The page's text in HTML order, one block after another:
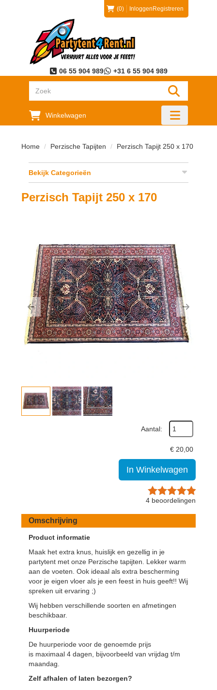
(0) Inloggen Registreren
06 55 904 989 +31 6 55 904 989
"Zoeken
Winkelwagen
"Toggle
Home Perzische Tapijten Perzisch Tapijt 250 x 170
Bekijk Categorieën
Perzisch Tapijt 250 x 170
Previous Next
Aantal:
€ 20,00
In Winkelwagen
4 beoordelingen
Omschrijving
Product informatie
Maak het extra knus, huislijk en gezellig in je
partytent met onze Perzische tapijten. Lekker warm
aan de voeten. Ook ideaal als extra bescherming
voor je eigen vloer als je een feest in huis geeft!! Wij
spreken uit ervaring ;)
Wij hebben verschillende soorten en afmetingen
beschikbaar.
Huurperiode
De huurperiode voor de genoemde prijs
is maximaal 4 dagen, bijvoorbeeld van vrijdag t/m
maandag.
Zelf afhalen of laten bezorgen?